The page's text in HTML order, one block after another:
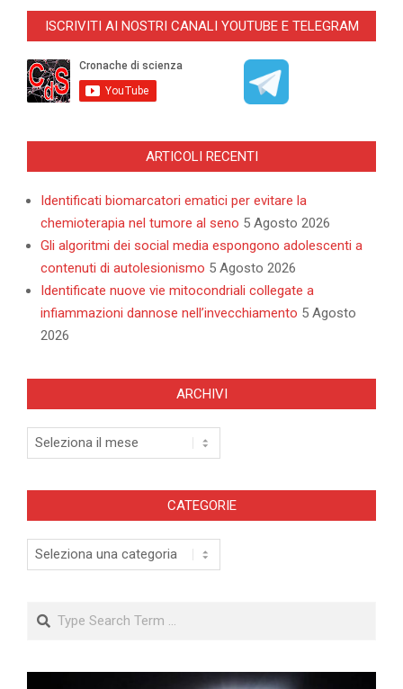
ISCRIVITI AI NOSTRI CANALI YOUTUBE E TELEGRAM
ARTICOLI RECENTI
Identificati biomarcatori ematici per evitare la
chemioterapia nel tumore al seno 5 Agosto 2026
Gli algoritmi dei social media espongono adolescenti a
contenuti di autolesionismo 5 Agosto 2026
Identificate nuove vie mitocondriali collegate a
infiammazioni dannose nell’invecchiamento 5 Agosto
2026
ARCHIVI
Archivi
CATEGORIE
Categorie
Search